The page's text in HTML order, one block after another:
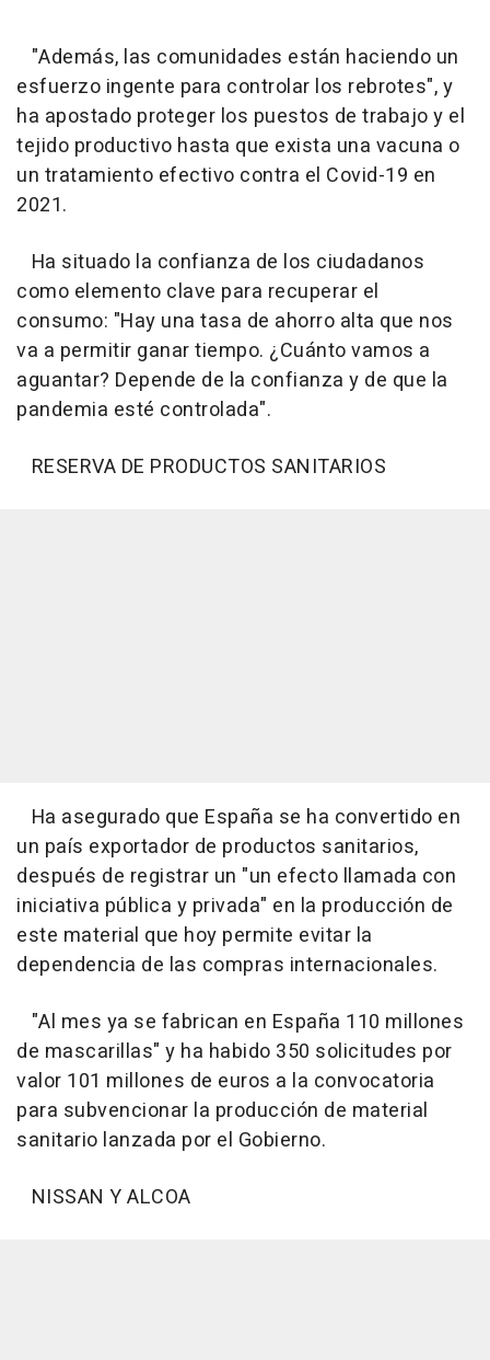
"Además, las comunidades están haciendo un
esfuerzo ingente para controlar los rebrotes", y
ha apostado proteger los puestos de trabajo y el
tejido productivo hasta que exista una vacuna o
un tratamiento efectivo contra el Covid-19 en
2021.
Ha situado la confianza de los ciudadanos
como elemento clave para recuperar el
consumo: "Hay una tasa de ahorro alta que nos
va a permitir ganar tiempo. ¿Cuánto vamos a
aguantar? Depende de la confianza y de que la
pandemia esté controlada".
RESERVA DE PRODUCTOS SANITARIOS
Ha asegurado que España se ha convertido en
un país exportador de productos sanitarios,
después de registrar un "un efecto llamada con
iniciativa pública y privada" en la producción de
este material que hoy permite evitar la
dependencia de las compras internacionales.
"Al mes ya se fabrican en España 110 millones
de mascarillas" y ha habido 350 solicitudes por
valor 101 millones de euros a la convocatoria
para subvencionar la producción de material
sanitario lanzada por el Gobierno.
NISSAN Y ALCOA